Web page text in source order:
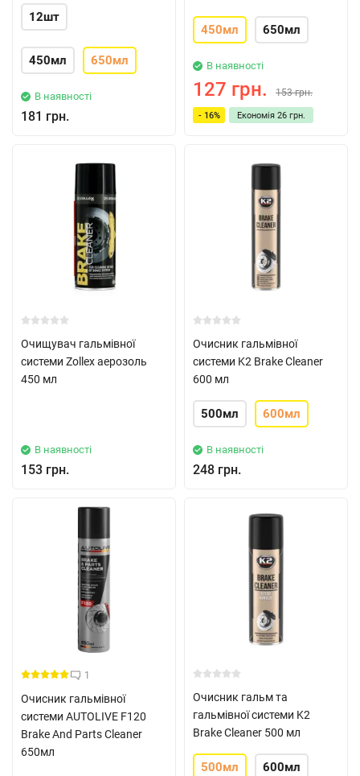
12шт
450мл 650мл
В наявності
181 грн.
450мл 650мл
В наявності
127 грн. 153 грн.
- 16% Економія 26 грн.
Очищувач гальмівної
системи Zollex аерозоль
450 мл
В наявності
153 грн.
Очисник гальмівної
системи K2 Brake Cleaner
600 мл
500мл 600мл
В наявності
248 грн.
1
Очисник гальмівної
системи AUTOLIVE F120
Brake And Parts Cleaner
650мл
Очисник гальм та
гальмівної системи K2
Brake Cleaner 500 мл
500мл 600мл